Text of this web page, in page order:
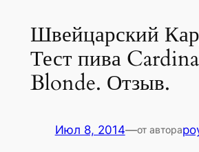
Швейцарский
Тест пива
Blonde. Отзыв.
Июл 8, 2014—от автора